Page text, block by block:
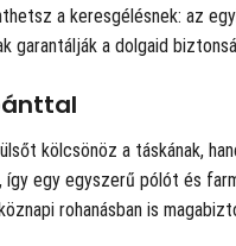
a keresgélésnek: az
garantálják a dolgaid
kölcsönöz a táskának,
egy egyszerű pólót és
rohanásban is